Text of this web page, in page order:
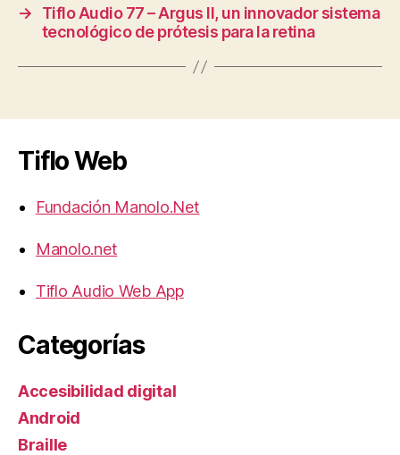
→
Tiflo Audio 77 – Argus II, un innovador sistema
tecnológico de prótesis para la retina
Tiflo Web
Fundación Manolo.Net
Manolo.net
Tiflo Audio Web App
Categorías
Accesibilidad digital
Android
Braille